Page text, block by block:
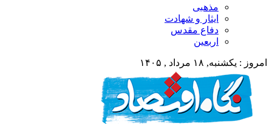
مذهبی
ایثار و شهادت
دفاع مقدس
اربعین
امروز : یکشنبه, ۱۸ مرداد , ۱۴۰۵